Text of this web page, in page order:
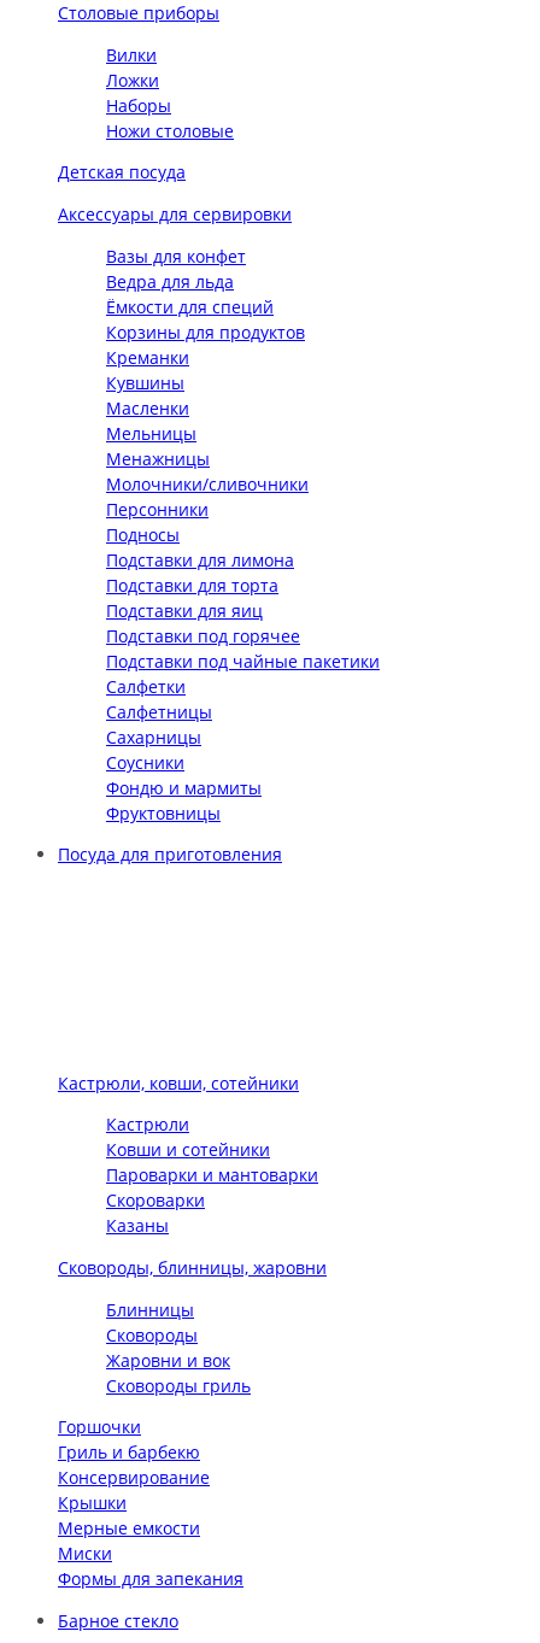
Столовые приборы
Вилки
Ложки
Наборы
Ножи столовые
Детская посуда
Аксессуары для сервировки
Вазы для конфет
Ведра для льда
Ёмкости для специй
Корзины для продуктов
Креманки
Кувшины
Масленки
Мельницы
Менажницы
Молочники/сливочники
Персонники
Подносы
Подставки для лимона
Подставки для торта
Подставки для яиц
Подставки под горячее
Подставки под чайные пакетики
Салфетки
Салфетницы
Сахарницы
Соусники
Фондю и мармиты
Фруктовницы
Посуда для приготовления
Кастрюли, ковши, сотейники
Кастрюли
Ковши и сотейники
Пароварки и мантоварки
Скороварки
Казаны
Сковороды, блинницы, жаровни
Блинницы
Сковороды
Жаровни и вок
Сковороды гриль
Горшочки
Гриль и барбекю
Консервирование
Крышки
Мерные емкости
Миски
Формы для запекания
Барное стекло